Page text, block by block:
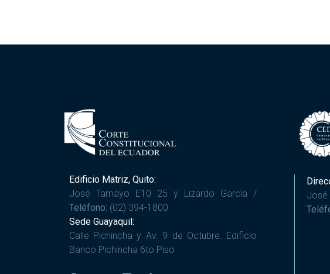
Edificio Matriz, Quito:
José Tamayo E10 25 y Lizardo García /
Teléfono: (02) 394-1800
Sede Guayaquil:
Calle Pichincha y Av. 9 de Octubre. Edificio
Banco Pichincha 6to Piso